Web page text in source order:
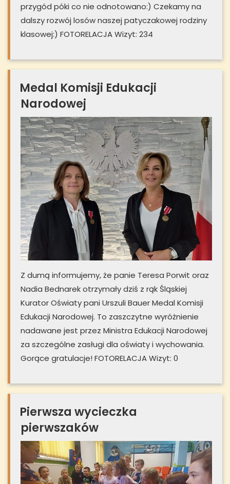
przygód póki co nie odnotowano:) Czekamy na
dalszy rozwój losów naszej patyczakowej rodziny
klasowej:) FOTORELACJA Wizyt: 234
Medal Komisji Edukacji
Narodowej ️
Z dumą informujemy, że panie Teresa Porwit oraz
Nadia Bednarek otrzymały dziś z rąk Śląskiej
Kurator Oświaty pani Urszuli Bauer Medal Komisji
Edukacji Narodowej. To zaszczytne wyróżnienie
nadawane jest przez Ministra Edukacji Narodowej
za szczególne zasługi dla oświaty i wychowania.
Gorące gratulacje! FOTORELACJA Wizyt: 0
Pierwsza wycieczka
pierwszaków